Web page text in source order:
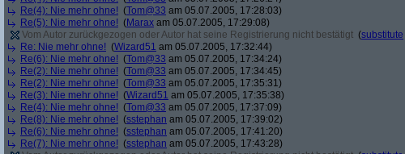
Re(4): Nie mehr ohne! (Tom@33 am 05.07.2005, 17:28:03)
Re(5): Nie mehr ohne! (Marax am 05.07.2005, 17:29:08)
Vom Autor zurückgezogen oder Autor hat seine Registrierung nicht bestätigt (substitute
Re: Nie mehr ohne! (Wizard51 am 05.07.2005, 17:32:44)
Re(6): Nie mehr ohne! (Tom@33 am 05.07.2005, 17:34:24)
Re(2): Nie mehr ohne! (Tom@33 am 05.07.2005, 17:34:45)
Re(2): Nie mehr ohne! (Tom@33 am 05.07.2005, 17:35:31)
Re(3): Nie mehr ohne! (Wizard51 am 05.07.2005, 17:35:38)
Re(4): Nie mehr ohne! (Tom@33 am 05.07.2005, 17:37:09)
Re(8): Nie mehr ohne! (sstephan am 05.07.2005, 17:39:02)
Re(6): Nie mehr ohne! (sstephan am 05.07.2005, 17:41:20)
Re(7): Nie mehr ohne! (sstephan am 05.07.2005, 17:43:28)